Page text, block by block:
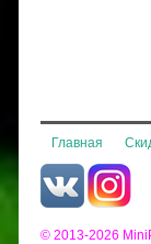
Главная
© 2013-2026